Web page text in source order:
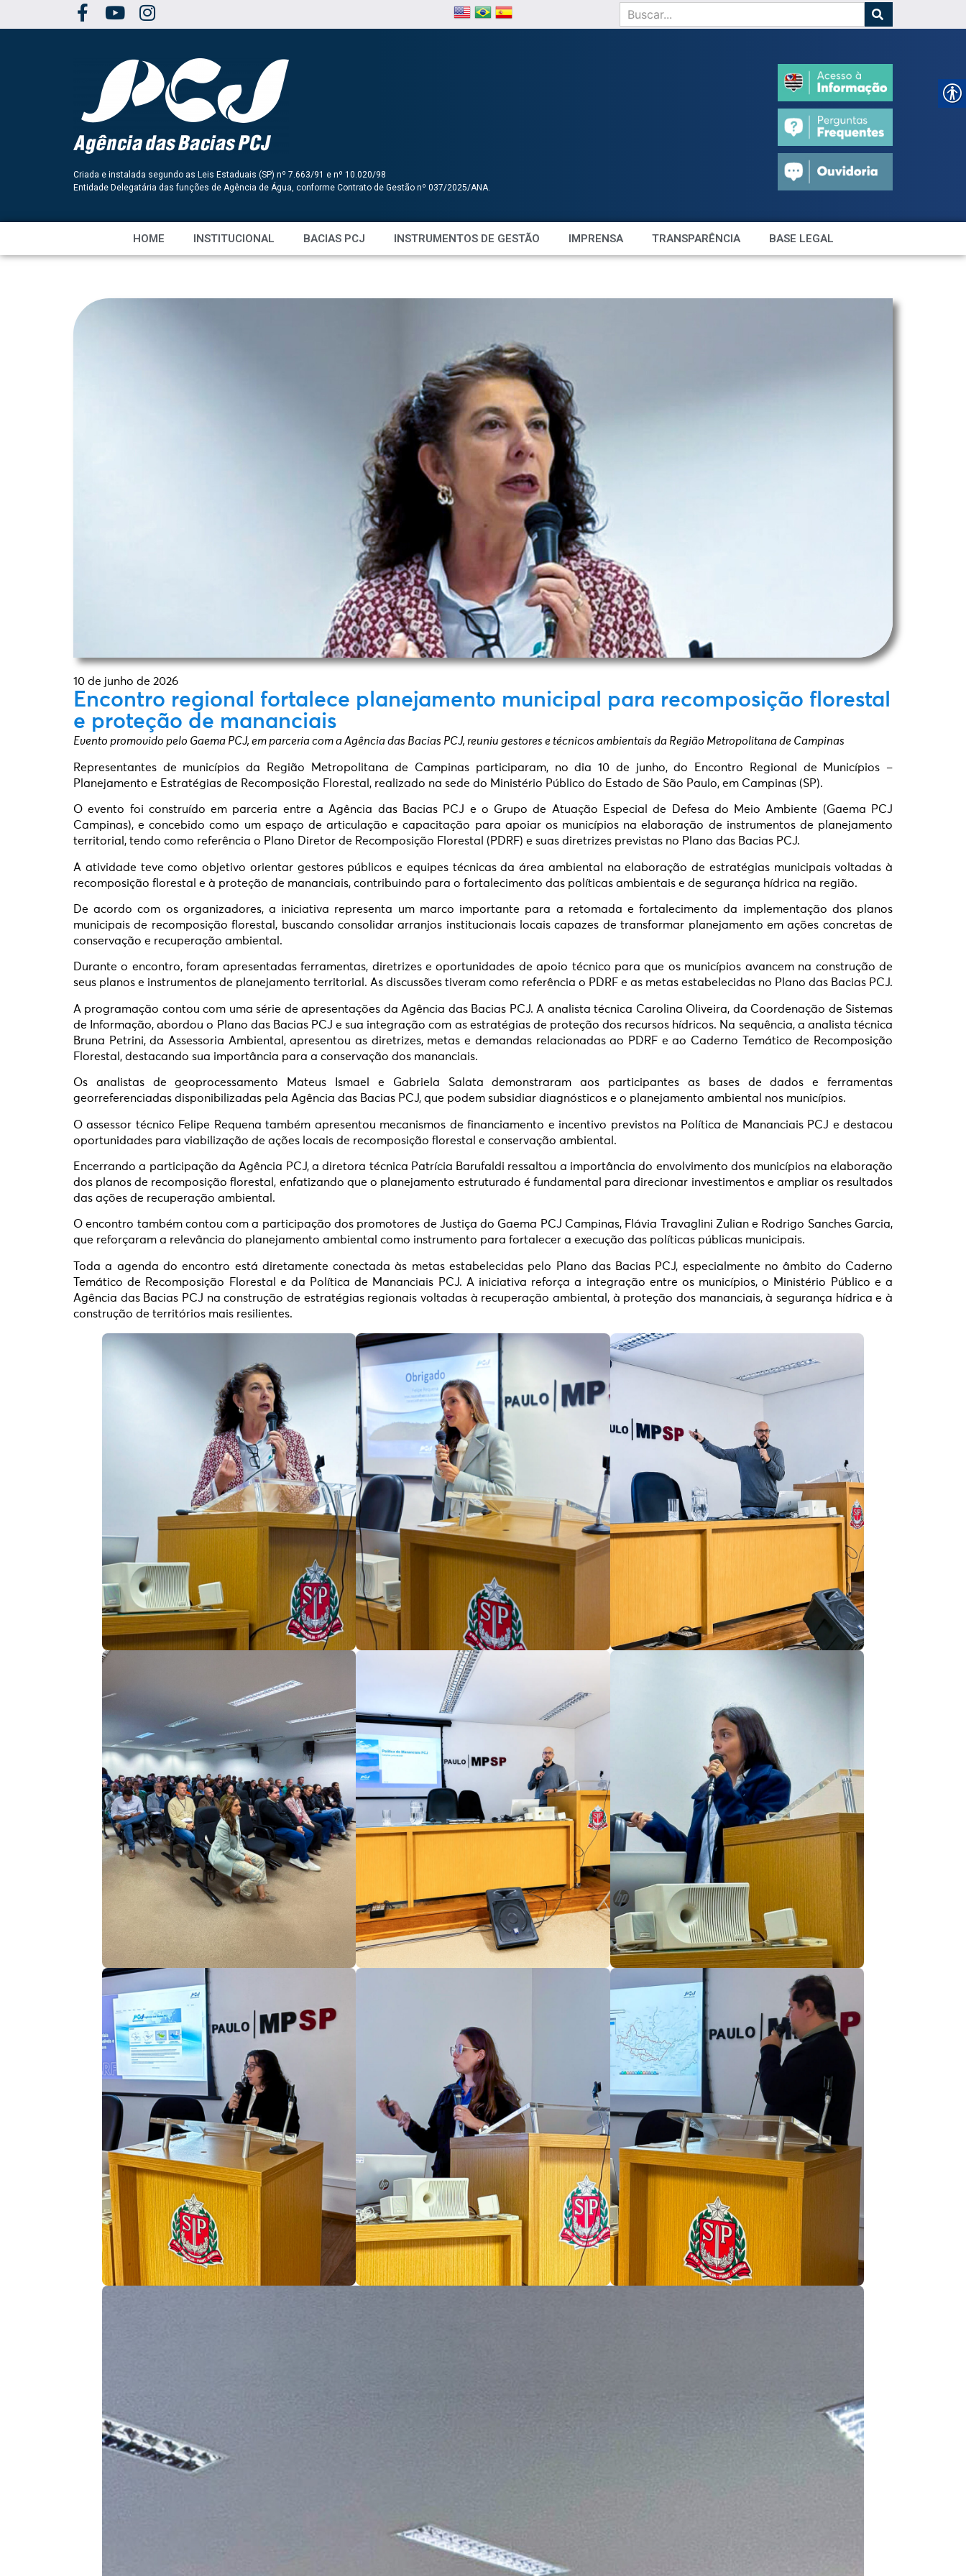
Criada e instalada segundo as Leis Estaduais (SP) nº 7.663/91 e nº 10.020/98
Entidade Delegatária das funções de Agência de Água, conforme Contrato de Gestão nº 037/2025/ANA.
HOME INSTITUCIONAL BACIAS PCJ INSTRUMENTOS DE GESTÃO IMPRENSA TRANSPARÊNCIA BASE LEGAL
10 de junho de 2026
Encontro regional fortalece planejamento municipal para recomposição florestal
e proteção de mananciais
Evento promovido pelo Gaema PCJ, em parceria com a Agência das Bacias PCJ, reuniu gestores e técnicos ambientais da Região Metropolitana de Campinas
Representantes de municípios da Região Metropolitana de Campinas participaram, no dia 10 de junho, do Encontro Regional de Municípios –
Planejamento e Estratégias de Recomposição Florestal, realizado na sede do Ministério Público do Estado de São Paulo, em Campinas (SP).
O evento foi construído em parceria entre a Agência das Bacias PCJ e o Grupo de Atuação Especial de Defesa do Meio Ambiente (Gaema PCJ
Campinas), e concebido como um espaço de articulação e capacitação para apoiar os municípios na elaboração de instrumentos de planejamento
territorial, tendo como referência o Plano Diretor de Recomposição Florestal (PDRF) e suas diretrizes previstas no Plano das Bacias PCJ.
A atividade teve como objetivo orientar gestores públicos e equipes técnicas da área ambiental na elaboração de estratégias municipais voltadas à
recomposição florestal e à proteção de mananciais, contribuindo para o fortalecimento das políticas ambientais e de segurança hídrica na região.
De acordo com os organizadores, a iniciativa representa um marco importante para a retomada e fortalecimento da implementação dos planos
municipais de recomposição florestal, buscando consolidar arranjos institucionais locais capazes de transformar planejamento em ações concretas de
conservação e recuperação ambiental.
Durante o encontro, foram apresentadas ferramentas, diretrizes e oportunidades de apoio técnico para que os municípios avancem na construção de
seus planos e instrumentos de planejamento territorial. As discussões tiveram como referência o PDRF e as metas estabelecidas no Plano das Bacias PCJ.
A programação contou com uma série de apresentações da Agência das Bacias PCJ. A analista técnica Carolina Oliveira, da Coordenação de Sistemas
de Informação, abordou o Plano das Bacias PCJ e sua integração com as estratégias de proteção dos recursos hídricos. Na sequência, a analista técnica
Bruna Petrini, da Assessoria Ambiental, apresentou as diretrizes, metas e demandas relacionadas ao PDRF e ao Caderno Temático de Recomposição
Florestal, destacando sua importância para a conservação dos mananciais.
Os analistas de geoprocessamento Mateus Ismael e Gabriela Salata demonstraram aos participantes as bases de dados e ferramentas
georreferenciadas disponibilizadas pela Agência das Bacias PCJ, que podem subsidiar diagnósticos e o planejamento ambiental nos municípios.
O assessor técnico Felipe Requena também apresentou mecanismos de financiamento e incentivo previstos na Política de Mananciais PCJ e destacou
oportunidades para viabilização de ações locais de recomposição florestal e conservação ambiental.
Encerrando a participação da Agência PCJ, a diretora técnica Patrícia Barufaldi ressaltou a importância do envolvimento dos municípios na elaboração
dos planos de recomposição florestal, enfatizando que o planejamento estruturado é fundamental para direcionar investimentos e ampliar os resultados
das ações de recuperação ambiental.
O encontro também contou com a participação dos promotores de Justiça do Gaema PCJ Campinas, Flávia Travaglini Zulian e Rodrigo Sanches Garcia,
que reforçaram a relevância do planejamento ambiental como instrumento para fortalecer a execução das políticas públicas municipais.
Toda a agenda do encontro está diretamente conectada às metas estabelecidas pelo Plano das Bacias PCJ, especialmente no âmbito do Caderno
Temático de Recomposição Florestal e da Política de Mananciais PCJ. A iniciativa reforça a integração entre os municípios, o Ministério Público e a
Agência das Bacias PCJ na construção de estratégias regionais voltadas à recuperação ambiental, à proteção dos mananciais, à segurança hídrica e à
construção de territórios mais resilientes.